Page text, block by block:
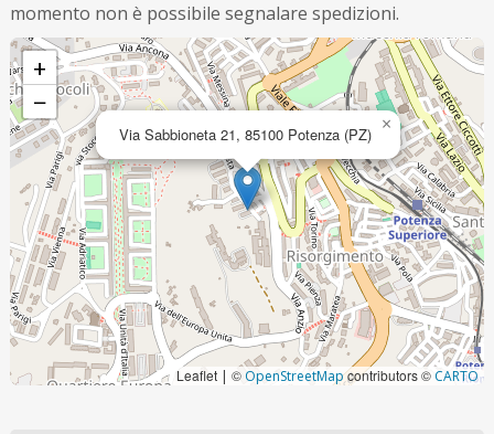
momento non è possibile segnalare spedizioni.
Via Sabbioneta 21, 85100 Potenza (PZ) ×
+
−
Leaflet | © OpenStreetMapcontributors © CARTO